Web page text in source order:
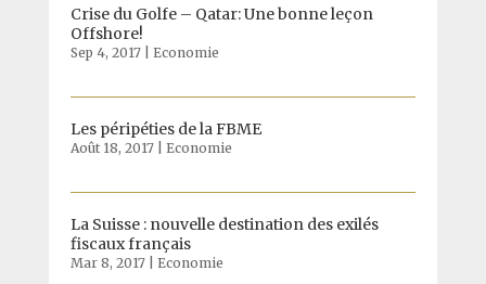
Crise du Golfe – Qatar: Une bonne leçon
Offshore!
Sep 4, 2017| Economie
Les péripéties de la FBME
Août 18, 2017| Economie
La Suisse : nouvelle destination des exilés
fiscaux français
Mar 8, 2017| Economie